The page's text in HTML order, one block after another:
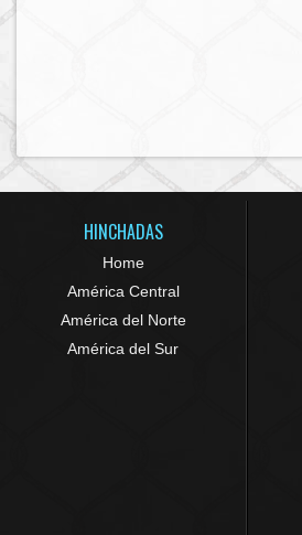
HINCHADAS
Home
América Central
América del Norte
América del Sur